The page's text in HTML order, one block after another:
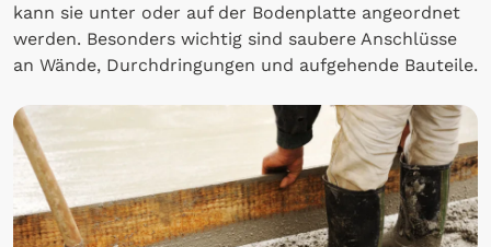
kann sie unter oder auf der Bodenplatte angeordnet
werden. Besonders wichtig sind saubere Anschlüsse
an Wände, Durchdringungen und aufgehende Bauteile.